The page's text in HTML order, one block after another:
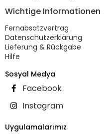
Wichtige Informationen
Fernabsatzvertrag
Datenschutzerklärung
Lieferung & Rückgabe
Hilfe
Sosyal Medya
Facebook
Instagram
Uygulamalarımız